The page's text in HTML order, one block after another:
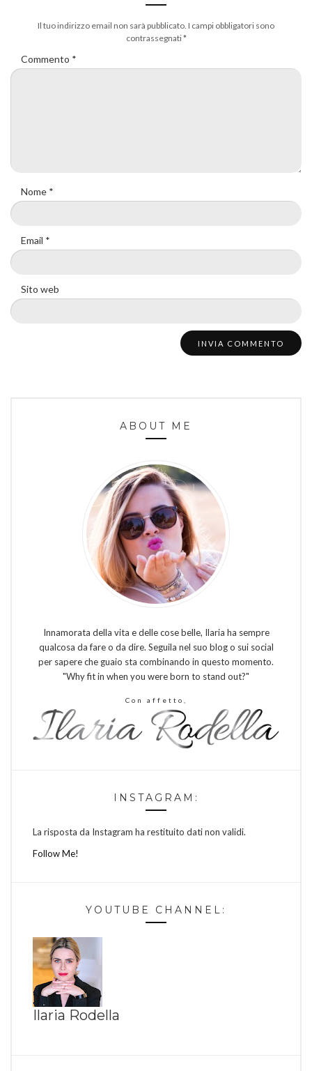
Il tuo indirizzo email non sarà pubblicato. I campi obbligatori sono
contrassegnati*
Commento *
Nome *
Email *
Sito web
ABOUT ME
Innamorata della vita e delle cose belle, Ilaria ha sempre
qualcosa da fare o da dire. Seguila nel suo blog o sui social
per sapere che guaio sta combinando in questo momento.
"Why fit in when you were born to stand out?"
Con affetto,
INSTAGRAM:
La risposta da Instagram ha restituito dati non validi.
Follow Me!
YOUTUBE CHANNEL:
Ilaria Rodella